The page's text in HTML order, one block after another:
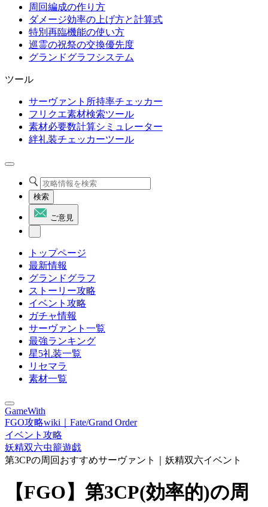
周回編成の作り方
ダメージ効率の上げ方と計算式
特別再臨機能の使い方
巡霊の祝祭の交換優先度
グランドグラフシステム
ツール
サーヴァント所持率チェッカー
フリクエ素材検索ツール
素材必要数計算シミュレーター
絆礼装チェッカーツール
検索
ご意見
トップページ
最新情報
グランドグラフ
ストーリー攻略
イベント攻略
ガチャ情報
サーヴァント一覧
最強ランキング
星5礼装一覧
リセマラ
素材一覧
GameWith
FGO攻略wiki｜Fate/Grand Order
イベント攻略
妖精双六虫籠遊戯
第3CPの周回おすすめサーヴァント｜妖精双六イベント
【FGO】第3CP(効率的)の周